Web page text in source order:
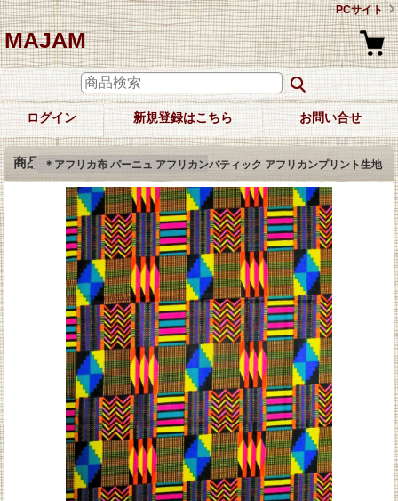
PCサイト
MAJAM
ログイン 新規登録はこちら お問い合せ
商品詳細＊アフリカ布 パーニュ アフリカンバティック アフリカンプリント生地